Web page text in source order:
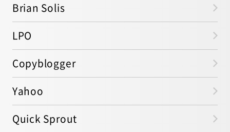
Brian Solis
LPO
Copyblogger
Yahoo
Quick Sprout